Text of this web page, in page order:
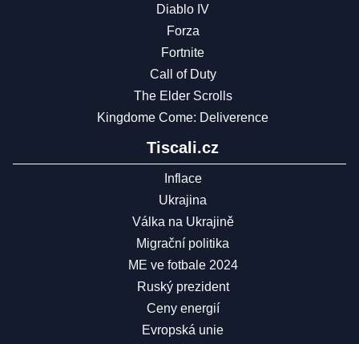
Diablo IV
Forza
Fortnite
Call of Duty
The Elder Scrolls
Kingdome Come: Deliverence
Tiscali.cz
Inflace
Ukrajina
Válka na Ukrajině
Migrační politika
ME ve fotbale 2024
Ruský prezident
Ceny energií
Evropská unie